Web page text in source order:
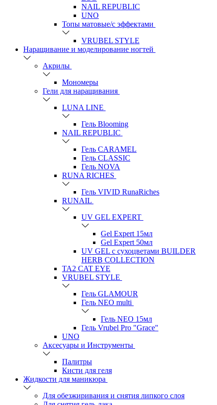
NAIL REPUBLIC
UNO
Топы матовые/с эффектами
VRUBEL STYLE
Наращивание и моделирование ногтей
Акрилы
Мономеры
Гели для наращивания
LUNA LINE
Гель Blooming
NAIL REPUBLIC
Гель CARAMEL
Гель CLASSIC
Гель NOVA
RUNA RICHES
Гель VIVID RunaRiches
RUNAIL
UV GEL EXPERT
Gel Expert 15мл
Gel Expert 50мл
UV GEL с сухоцветами BUILDER
HERB COLLECTION
TA2 CAT EYE
VRUBEL STYLE
Гель GLAMOUR
Гель NEO multi
Гель NEO 15мл
Гель Vrubel Pro "Grace"
UNO
Аксесуары и Инструменты
Палитры
Кисти для геля
Жидкости для маникюра
Для обезжиривания и снятия липкого слоя